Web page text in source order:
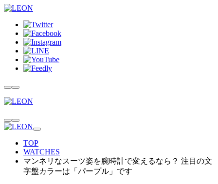
TOP
WATCHES
マンネリなスーツ姿を腕時計で変えるなら？ 注目の文
字盤カラーは「パープル」です